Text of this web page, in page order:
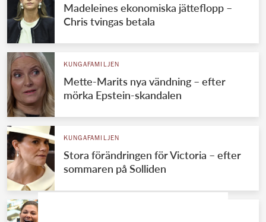
Madeleines ekonomiska jätteflopp –
Chris tvingas betala
KUNGAFAMILJEN
Mette-Marits nya vändning – efter
mörka Epstein-skandalen
KUNGAFAMILJEN
Stora förändringen för Victoria – efter
sommaren på Solliden